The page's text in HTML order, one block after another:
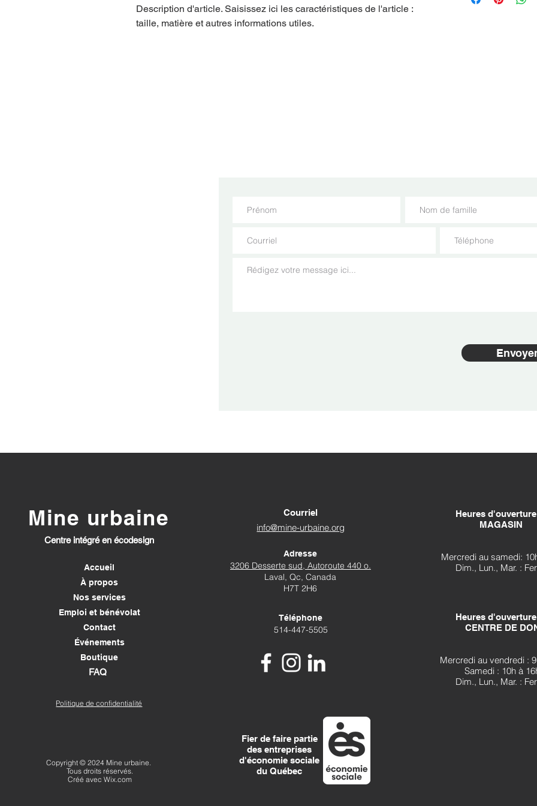
Description d'article. Saisissez ici les caractéristiques de l'article :
taille, matière et autres informations utiles.
une relation de
Mine urbaine
Centre intégré en écodesign
Accueil
À propos
Nos services
Emploi et bénévolat
Contact
Événements
Boutique
FAQ
Politique de confidentialité
Copyright © 2024 Mine urbaine.
Tous droits réservés.
Créé avec Wix.com
Courriel
info@mine-urbaine.org
Adresse
3206 Desserte sud, Autoroute 440 o.
Laval, Qc, Canada
H7T 2H6
Téléphone
514-447-5505
Fier de faire partie
des entreprises
d'économie sociale
du Québec
Heures d'ouverture
MAGASIN
Mercredi au samedi:
Dim., Lun., Mar. :
Heures d'ouverture
CENTRE DE
Mercredi au vendredi :
Samedi : 10h à
Dim., Lun., Mar. :